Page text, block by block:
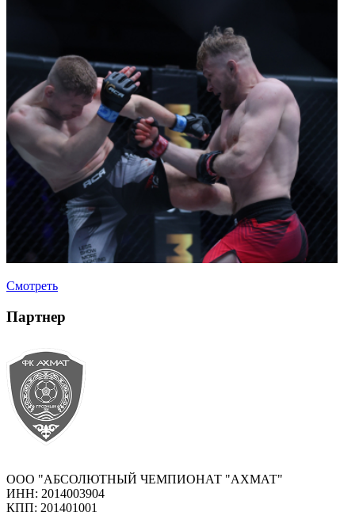
Смотреть
Партнер
ООО "АБСОЛЮТНЫЙ ЧЕМПИОНАТ "АХМАТ"
ИНН: 2014003904
КПП: 201401001